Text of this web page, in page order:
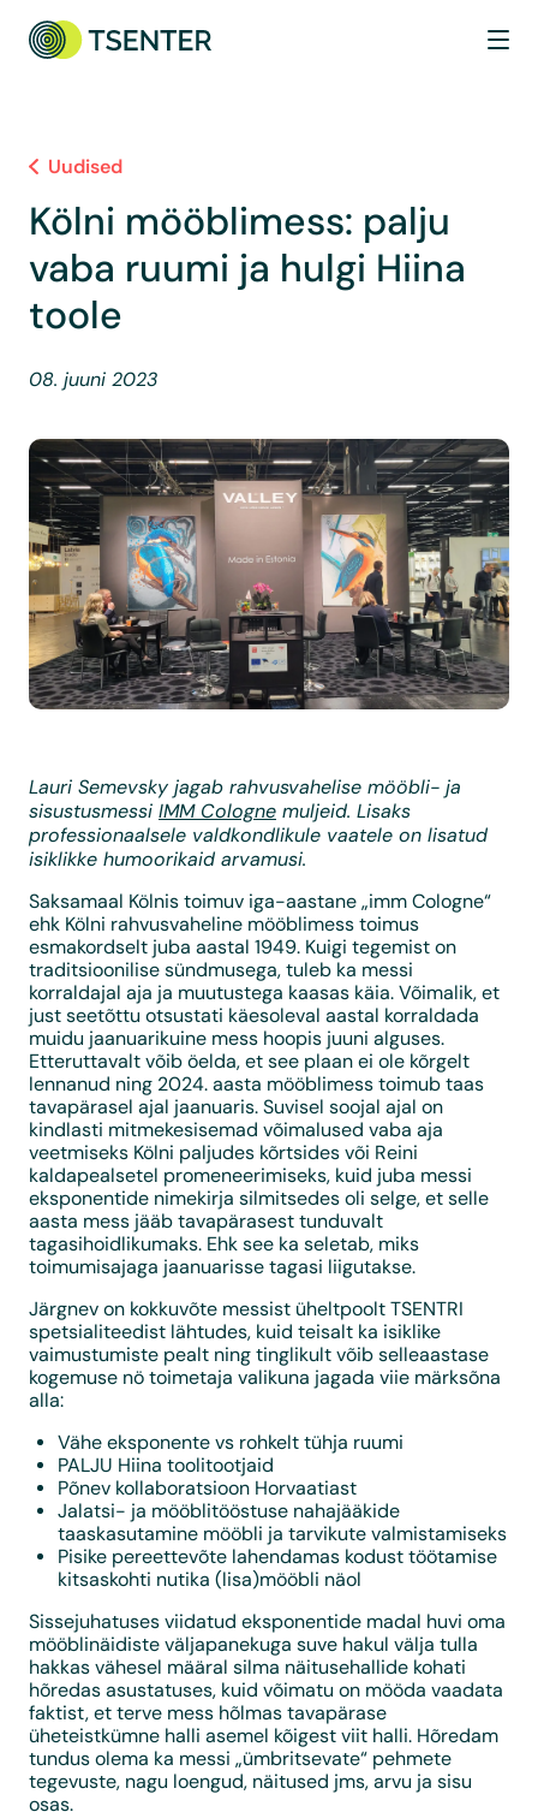
Uudised
Kölni mööblimess: palju
vaba ruumi ja hulgi Hiina
toole
08. juuni 2023
Lauri Semevsky jagab rahvusvahelise mööbli- ja
sisustusmessi IMM Cologne muljeid. Lisaks
professionaalsele valdkondlikule vaatele on lisatud
isiklikke humoorikaid arvamusi.
Saksamaal Kölnis toimuv iga-aastane „imm Cologne“
ehk Kölni rahvusvaheline mööblimess toimus
esmakordselt juba aastal 1949. Kuigi tegemist on
traditsioonilise sündmusega, tuleb ka messi
korraldajal aja ja muutustega kaasas käia. Võimalik, et
just seetõttu otsustati käesoleval aastal korraldada
muidu jaanuarikuine mess hoopis juuni alguses.
Etteruttavalt võib öelda, et see plaan ei ole kõrgelt
lennanud ning 2024. aasta mööblimess toimub taas
tavapärasel ajal jaanuaris. Suvisel soojal ajal on
kindlasti mitmekesisemad võimalused vaba aja
veetmiseks Kölni paljudes kõrtsides või Reini
kaldapealsetel promeneerimiseks, kuid juba messi
eksponentide nimekirja silmitsedes oli selge, et selle
aasta mess jääb tavapärasest tunduvalt
tagasihoidlikumaks. Ehk see ka seletab, miks
toimumisajaga jaanuarisse tagasi liigutakse.
Järgnev on kokkuvõte messist üheltpoolt TSENTRI
spetsialiteedist lähtudes, kuid teisalt ka isiklike
vaimustumiste pealt ning tinglikult võib selleaastase
kogemuse nö toimetaja valikuna jagada viie märksõna
alla:
Vähe eksponente vs rohkelt tühja ruumi
PALJU Hiina toolitootjaid
Põnev kollaboratsioon Horvaatiast
Jalatsi- ja mööblitööstuse nahajääkide
taaskasutamine mööbli ja tarvikute valmistamiseks
Pisike pereettevõte lahendamas kodust töötamise
kitsaskohti nutika (lisa)mööbli näol
Sissejuhatuses viidatud eksponentide madal huvi oma
mööblinäidiste väljapanekuga suve hakul välja tulla
hakkas vähesel määral silma näitusehallide kohati
hõredas asustatuses, kuid võimatu on mööda vaadata
faktist, et terve mess hõlmas tavapärase
üheteistkümne halli asemel kõigest viit halli. Hõredam
tundus olema ka messi „ümbritsevate“ pehmete
tegevuste, nagu loengud, näitused jms, arvu ja sisu
osas.